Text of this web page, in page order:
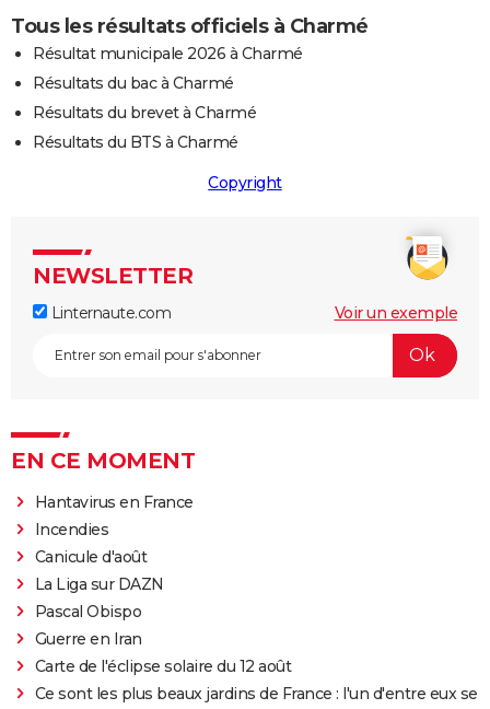
Tous les résultats officiels à Charmé
Résultat municipale 2026 à Charmé
Résultats du bac à Charmé
Résultats du brevet à Charmé
Résultats du BTS à Charmé
Copyright
NEWSLETTER
Linternaute.com Voir un exemple
EN CE MOMENT
Hantavirus en France
Incendies
Canicule d'août
La Liga sur DAZN
Pascal Obispo
Guerre en Iran
Carte de l'éclipse solaire du 12 août
Ce sont les plus beaux jardins de France : l'un d'entre eux se